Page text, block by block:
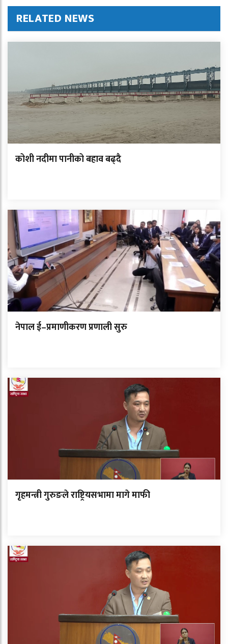
RELATED NEWS
कोशी नदीमा पानीको बहाव बढ्दै
नेपाल ई–प्रमाणीकरण प्रणाली सुरु
गृहमन्त्री गुरुङले राष्ट्रियसभामा मागे माफी